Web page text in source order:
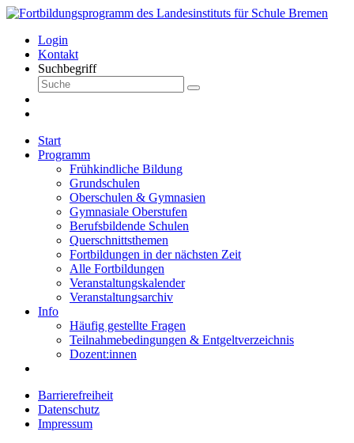
Login
Kontakt
Suchbegriff
Start
Programm
Frühkindliche Bildung
Grundschulen
Oberschulen & Gymnasien
Gymnasiale Oberstufen
Berufsbildende Schulen
Querschnittsthemen
Fortbildungen in der nächsten Zeit
Alle Fortbildungen
Veranstaltungskalender
Veranstaltungsarchiv
Info
Häufig gestellte Fragen
Teilnahmebedingungen & Entgeltverzeichnis
Dozent:innen
Barrierefreiheit
Datenschutz
Impressum